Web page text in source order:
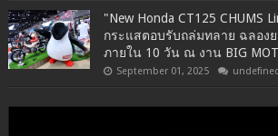
"New Honda CT125 CHUMS
กระแสตอบรับถล่มทลาย ฉลอง
ภายใน 10 วัน ณ งาน BIG
September 01, 2025 undefined